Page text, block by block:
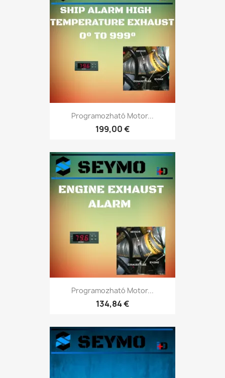
Programozható Motor...
199,00 €
Programozható Motor...
134,84 €